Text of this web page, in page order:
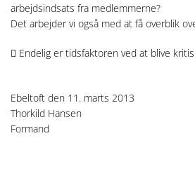
arbejdsindsats fra medlemmerne?
Det arbejder vi også med at få overblik
 Endelig er tidsfaktoren ved at blive
Ebeltoft den 11. marts 2013
Thorkild Hansen
Formand